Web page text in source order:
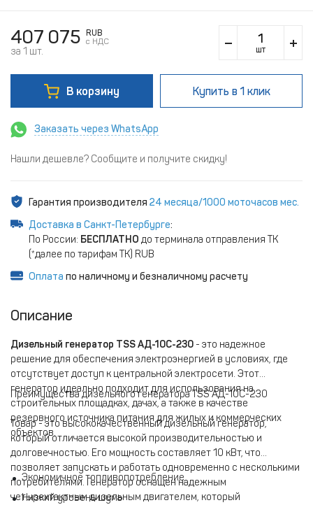
407 075
RUB
c НДС
за 1 шт. шт
В корзину Купить в 1 клик
Заказать через WhatsApp
Нашли дешевле? Сообщите и получите скидку!
Гарантия производителя 24 месяца/1000 моточасов мес.
Доставка в Санкт-Петербурге:
По России: БЕСПЛАТНО до терминала отправления ТК
(*далее по тарифам ТК) RUB
Оплата по наличному и безналичному расчету
Описание
Дизельный генератор TSS АД-10С-230 - это надежное
решение для обеспечения электроэнергией в условиях, где
отсутствует доступ к центральной электросети. Этот
генератор идеально подходит для использования на
строительных площадках, дачах, а также в качестве
резервного источника питания для жилых и коммерческих
объектов.
Преимущества дизельного генератора TSS АД-10С-230
Товар - это высококачественный дизельный генератор,
который отличается высокой производительностью и
долговечностью. Его мощность составляет 10 кВт, что
позволяет запускать и работать одновременно с несколькими
потребителями. Генератор оснащен надежным
четырехтактным дизельным двигателем, который
Экономичное топливопотребление
Низкий уровень шума